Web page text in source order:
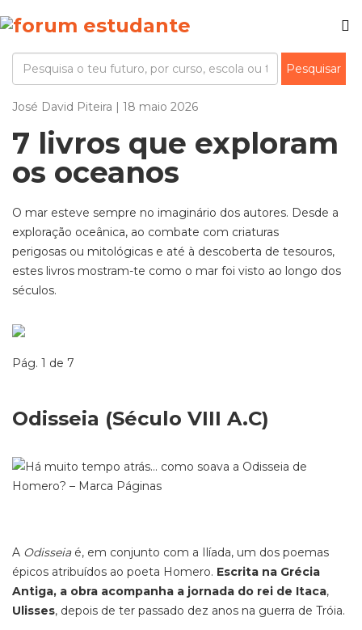
José David Piteira | 18 maio 2026
7 livros que exploram
os oceanos
O mar esteve sempre no imaginário dos autores. Desde a
exploração oceânica, ao combate com criaturas
perigosas ou mitológicas e até à descoberta de tesouros,
estes livros mostram-te como o mar foi visto ao longo dos
séculos.
Pág. 1 de 7
Odisseia (Século VIII A.C)
A Odisseiaé, em conjunto com a Ilíada, um dos poemas
épicos atribuídos ao poeta Homero. Escrita na Grécia
Antiga, a obra acompanha a jornada do rei de Itaca,
Ulisses, depois de ter passado dez anos na guerra de Tróia.